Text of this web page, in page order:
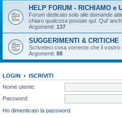
HELP FORUM - RICHIAMO e
Forum dedicato solo alle domande
chiaro qualcosa postate qui. Qui'
Argomenti: 137
SUGGERIMENTI & CRITICHE
Scriveteci cosa vorreste che il vostro
Argomenti: 88
LOGIN • ISCRIVITI
Nome utente:
Password:
Ho dimenticato la password